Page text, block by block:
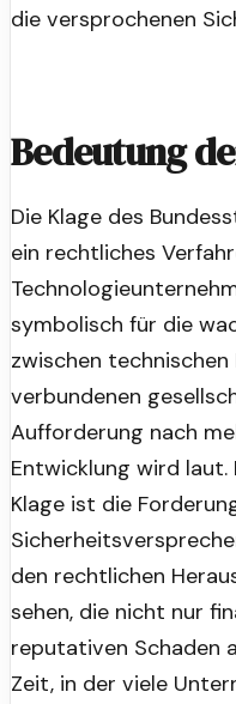
die versprochenen
Bedeutung
Die Klage des
ein rechtliches
symbolisch für die
zwischen
verbundenen
Aufforderung nach
Entwicklung wird
Klage ist die
den rechtlichen
sehen, die nicht nur
reputativen Schaden
Zeit, in der viele